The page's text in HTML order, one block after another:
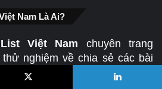
Nam Là Ai?
Việt Nam chuyên trang
nghiệm về chia sẻ các bài
giá, review, thống kê các địa